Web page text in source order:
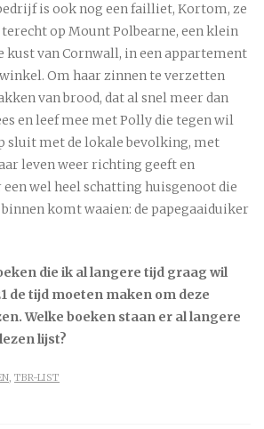
is ook nog een failliet, Kortom, ze
op Mount Polbearne, een klein
kust van Cornwall, in een appartement
Om haar zinnen te verzetten
van brood, dat al snel meer dan
en leef mee met Polly die tegen wil
sluit met de lokale bevolking, met
leven weer richting geeft en
wel heel schatting huisgenoot die
komt waaien: de papegaaiduiker
die ik al langere tijd graag wil
de tijd moeten maken om deze
Welke boeken staan er al langere
lijst?
, TBR-LIST